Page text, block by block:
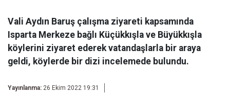
Vali Aydın Baruş çalışma ziyareti kapsamında
Isparta Merkeze bağlı Küçükkışla ve Büyükkışla
köylerini ziyaret ederek vatandaşlarla bir araya
geldi, köylerde bir dizi incelemede bulundu.
Yayınlanma: 26 Ekim 2022 19:31